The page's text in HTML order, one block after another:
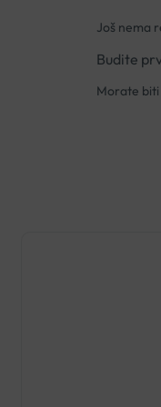
Još nema
Budite
Morate biti